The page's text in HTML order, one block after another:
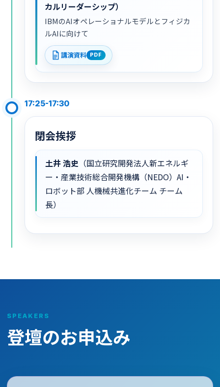
カルリーダーシップ）
IBMのAIオペレーショナルモデルとフィジカ
ルAIに向けて
講演資料 PDF
17:25-17:30
閉会挨拶
土井 浩史 （国立研究開発法人新エネルギ
ー・産業技術総合開発機構（NEDO）AI・
ロボット部 人機械共進化チーム チーム
長）
SPEAKERS
登壇のお申込み